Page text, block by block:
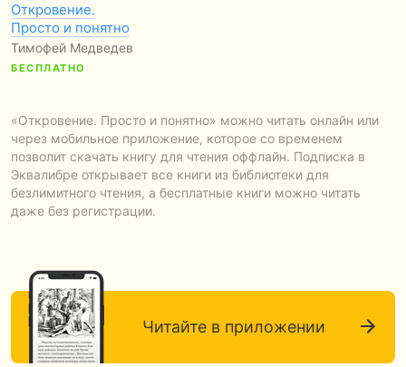
Откровение.
Просто и понятно
Тимофей Медведев
БЕСПЛАТНО
«Откровение. Просто и понятно» можно читать онлайн или
через мобильное приложение, которое со временем
позволит скачать книгу для чтения оффлайн. Подписка в
Эквалибре открывает все книги из библиотеки для
безлимитного чтения, а бесплатные книги можно читать
даже без регистрации.
Читайте в приложении